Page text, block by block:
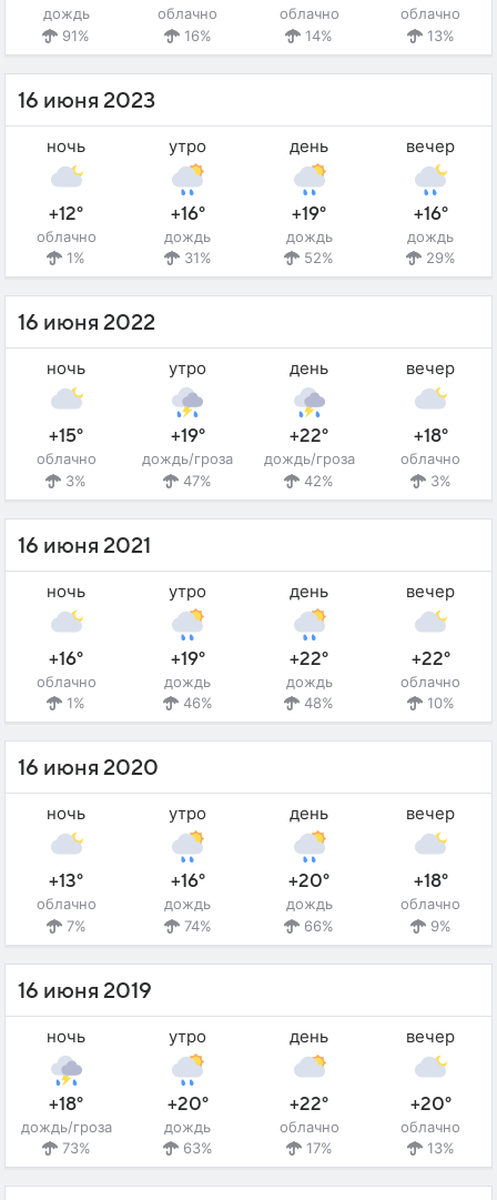
дождь
91%
облачно
16%
облачно
14%
облачно
13%
16 июня 2023
ночь
+12°
облачно
1%
утро
+16°
дождь
31%
день
+19°
дождь
52%
вечер
+16°
дождь
29%
16 июня 2022
ночь
+15°
облачно
3%
утро
+19°
дождь/гроза
47%
день
+22°
дождь/гроза
42%
вечер
+18°
облачно
3%
16 июня 2021
ночь
+16°
облачно
1%
утро
+19°
дождь
46%
день
+22°
дождь
48%
вечер
+22°
облачно
10%
16 июня 2020
ночь
+13°
облачно
7%
утро
+16°
дождь
74%
день
+20°
дождь
66%
вечер
+18°
облачно
9%
16 июня 2019
ночь
+18°
дождь/гроза
73%
утро
+20°
дождь
63%
день
+22°
облачно
17%
вечер
+20°
облачно
13%